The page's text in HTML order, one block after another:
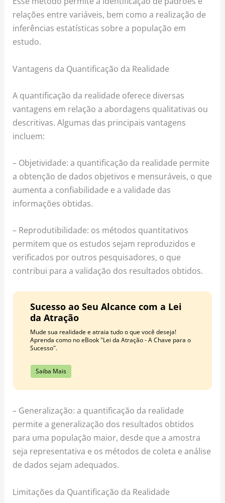
relações entre variáveis, bem como a realização de
inferências estatísticas sobre a população em
estudo.
Vantagens da Quantificação da Realidade
A quantificação da realidade oferece diversas
vantagens em relação a abordagens qualitativas ou
descritivas. Algumas das principais vantagens
incluem:
– Objetividade: a quantificação da realidade permite
a obtenção de dados objetivos e mensuráveis, o que
aumenta a confiabilidade e a validade das
informações obtidas.
– Reprodutibilidade: os métodos quantitativos
permitem que os estudos sejam reproduzidos e
verificados por outros pesquisadores, o que
contribui para a validação dos resultados obtidos.
Sucesso ao Seu Alcance com a Lei
da Atração
Mude sua realidade e atraia tudo o que você deseja!
Aprenda como no eBook "Lei da Atração - A Chave para o
Sucesso".
Saiba Mais
– Generalização: a quantificação da realidade
permite a generalização dos resultados obtidos
para uma população maior, desde que a amostra
seja representativa e os métodos de coleta e análise
de dados sejam adequados.
Limitações da Quantificação da Realidade